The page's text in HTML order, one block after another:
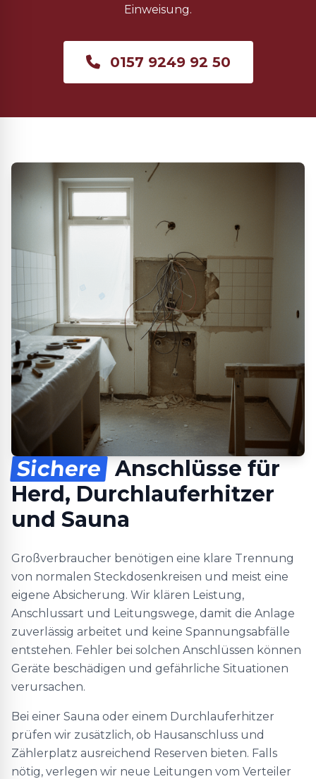
Einweisung.
0157 9249 92 50
Sichere Anschlüsse für
Herd, Durchlauferhitzer
und Sauna
Großverbraucher benötigen eine klare Trennung
von normalen Steckdosenkreisen und meist eine
eigene Absicherung. Wir klären Leistung,
Anschlussart und Leitungswege, damit die Anlage
zuverlässig arbeitet und keine Spannungsabfälle
entstehen. Fehler bei solchen Anschlüssen können
Geräte beschädigen und gefährliche Situationen
verursachen.
Bei einer Sauna oder einem Durchlauferhitzer
prüfen wir zusätzlich, ob Hausanschluss und
Zählerplatz ausreichend Reserven bieten. Falls
nötig, verlegen wir neue Leitungen vom Verteiler